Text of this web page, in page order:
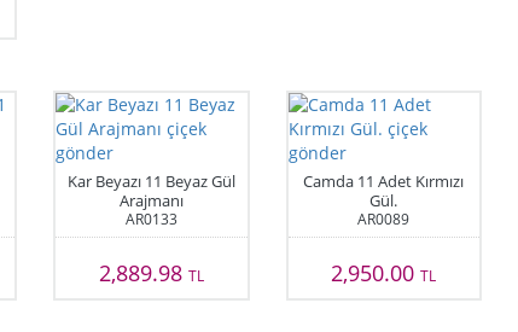
Kar Beyazı 11 Beyaz Gül
Arajmanı
AR0133
2,889.98 TL
Camda 11 Adet Kırmızı
Gül.
AR0089
2,950.00TL